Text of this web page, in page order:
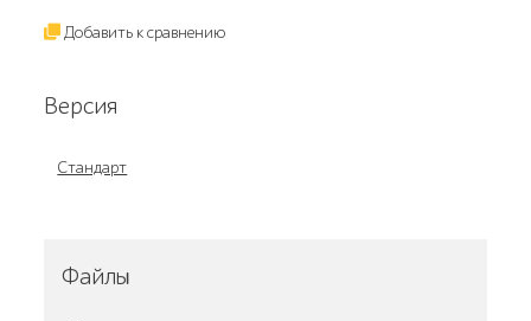
Добавить к сравнению
Версия
Стандарт
Файлы